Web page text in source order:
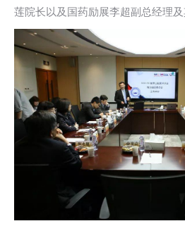
莲院长以及国药励展李超副总经理及